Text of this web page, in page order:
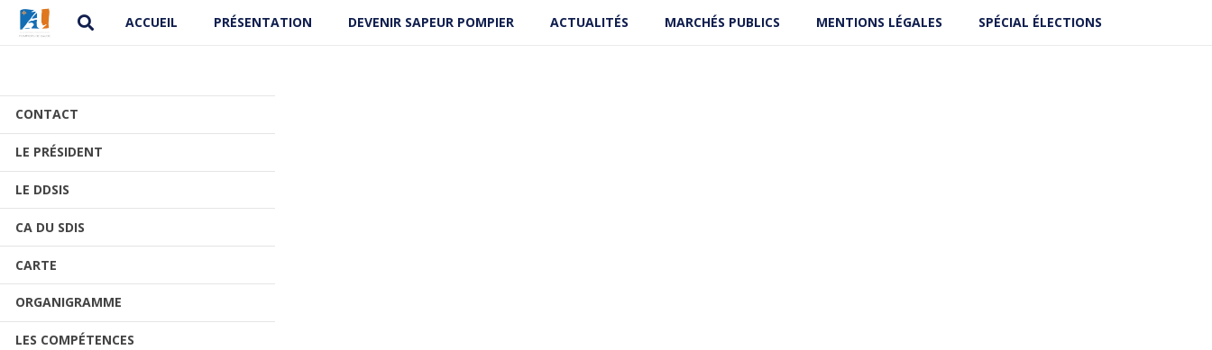
ACCUEIL PRÉSENTATION DEVENIR SAPEUR POMPIER ACTUALITÉS MARCHÉS PUBLICS MENTIONS LÉGALES SPÉCIAL ÉLECTIONS
CONTACT
LE PRÉSIDENT
LE DDSIS
CA DU SDIS
CARTE
ORGANIGRAMME
LES COMPÉTENCES